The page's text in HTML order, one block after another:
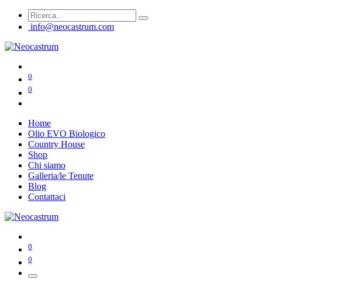
info@neocastrum.com
0
0
Home
Olio EVO Biologico
Country House
Shop
Chi siamo
Galleria/le Tenute
Blog
Contattaci
0
0